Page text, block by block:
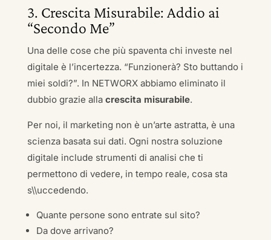
3. Crescita Misurabile: Addio ai
“Secondo Me”
Una delle cose che più spaventa chi investe nel
digitale è l’incertezza. “Funzionerà? Sto buttando i
miei soldi?”. In NETWORX abbiamo eliminato il
dubbio grazie alla crescita misurabile.
Per noi, il marketing non è un’arte astratta, è una
scienza basata sui dati. Ogni nostra soluzione
digitale include strumenti di analisi che ti
permettono di vedere, in tempo reale, cosa sta
s\\uccedendo.
Quante persone sono entrate sul sito?
Da dove arrivano?